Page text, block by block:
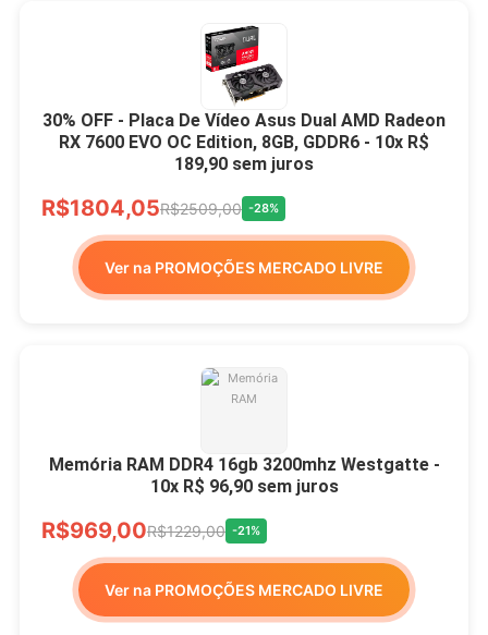
30% OFF - Placa De Vídeo Asus Dual AMD Radeon
RX 7600 EVO OC Edition, 8GB, GDDR6 - 10x R$
189,90 sem juros
R$1804,05R$2509,00 -28%
Ver na PROMOÇÕES MERCADO LIVRE
Memória RAM DDR4 16gb 3200mhz Westgatte -
10x R$ 96,90 sem juros
R$969,00R$1229,00 -21%
Ver na PROMOÇÕES MERCADO LIVRE